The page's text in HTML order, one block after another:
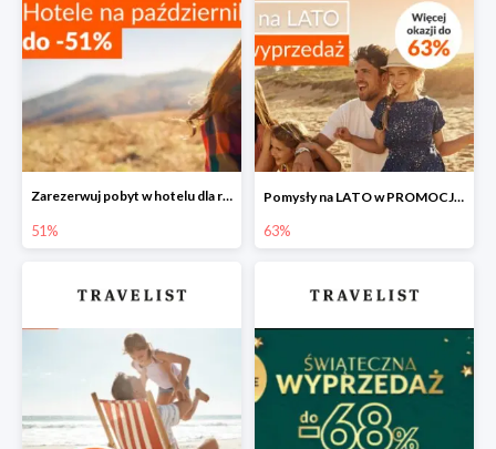
Zarezerwuj pobyt w hotelu dla rodziny do -51% taniej
51%
Pomysły na LATO w PROMOCJI do -63% ☀️
63%